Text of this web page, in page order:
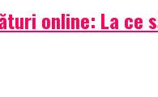
online: La ce